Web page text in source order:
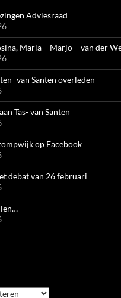
Adviesraad
Maria – Marjo – van der
van Santen overleden
Tas- van Santen
op Facebook
debat van 26 februari